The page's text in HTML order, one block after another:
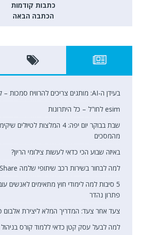
כתבות קודמות
הכתבה הבאה
בעידן ה-AI: מותגים צריכים להרוויח סמכות – לא לייצר קיצורי דרך
esim לחו"ל – כל היתרונות
שבת בבוקר יום יפה: 4 המלצות
מהמסכים
באיזה שבוע הכי כדאי לעשות צילומי הריון?
למה לבחור בשירות רכב שיתופי שלמה Share
5 סיבות למה לימודי חוץ מתאימים לאנשים
פתרון נהדר
צעד אחר צעד: המדריך המלא ליצירת אלבום
למה לבעל עסק קטן כדאי ללמוד קורס בניהול